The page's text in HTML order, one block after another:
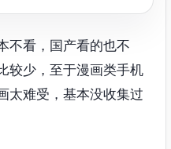
不看，国产看的也不
较少，至于漫画类手机
太难受，基本没收集过